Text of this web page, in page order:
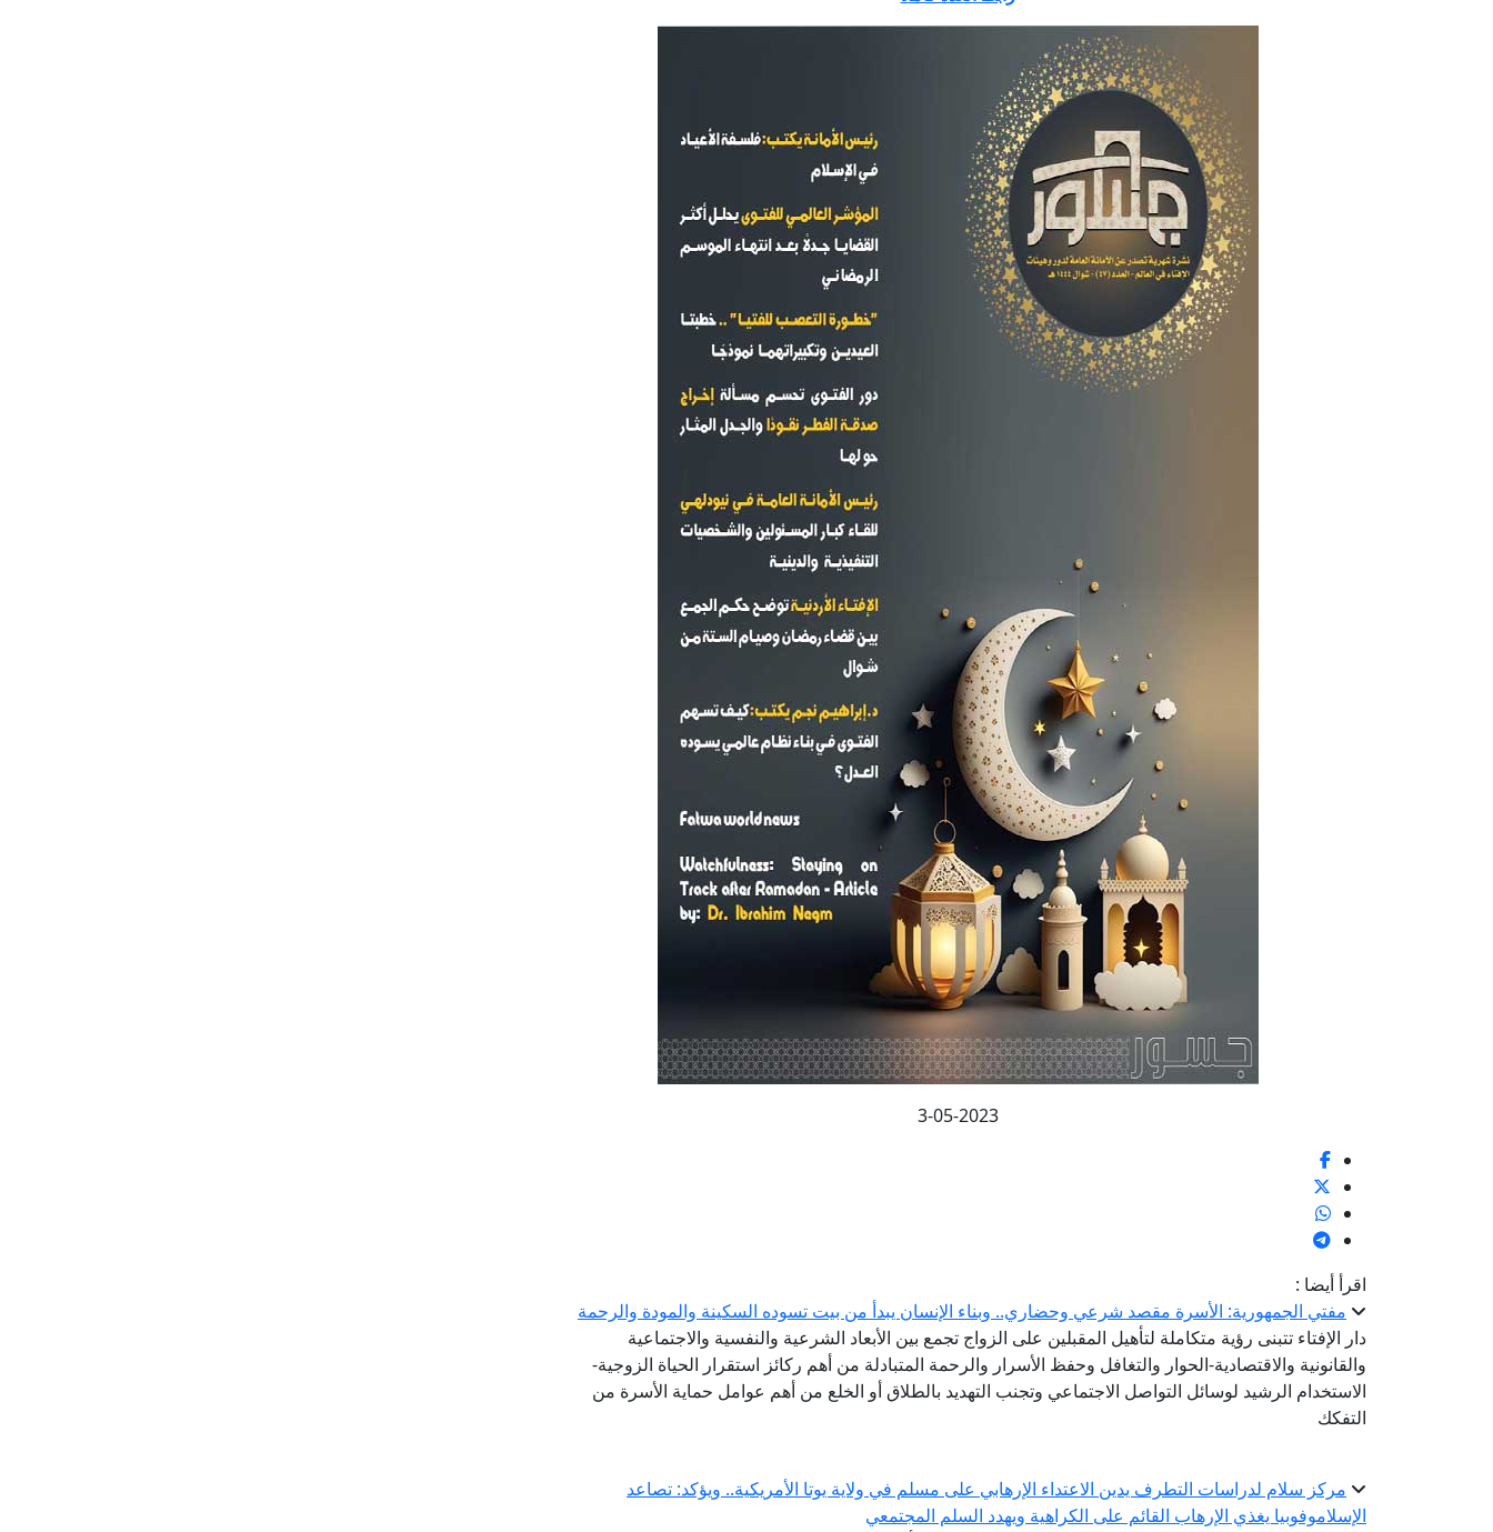
3-05-2023
اقرأ أيضا :
مفتي الجمهورية: الأسرة مقصد شرعي وحضاري.. وبناء الإنسان يبدأ من بيت تسوده السكينة والمودة والرحمة
دار الإفتاء تتبنى رؤية متكاملة لتأهيل المقبلين على الزواج تجمع بين الأبعاد الشرعية والنفسية والاجتماعية
والقانونية والاقتصادية-الحوار والتغافل وحفظ الأسرار والرحمة المتبادلة من أهم ركائز استقرار الحياة الزوجية-
الاستخدام الرشيد لوسائل التواصل الاجتماعي وتجنب التهديد بالطلاق أو الخلع من أهم عوامل حماية الأسرة من
التفكك
مركز سلام لدراسات التطرف يدين الاعتداء الإرهابي على مسلم في ولاية يوتا الأمريكية.. ويؤكد: تصاعد
الإسلاموفوبيا يغذي الإرهاب القائم على الكراهية ويهدد السلم المجتمعي